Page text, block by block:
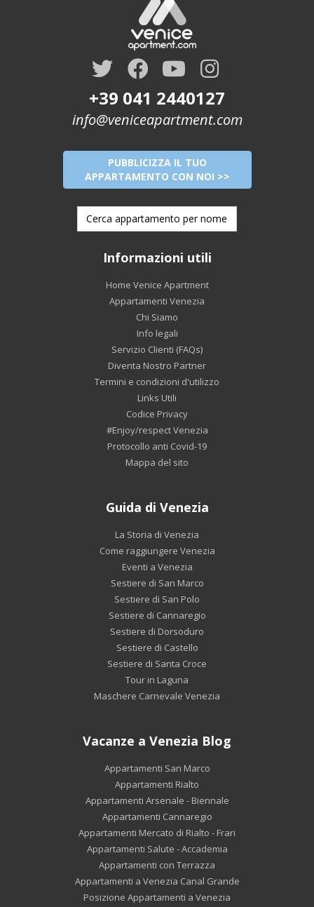
+39 041 2440127
info@veniceapartment.com
PUBBLICIZZA IL TUO
APPARTAMENTO CON NOI >>
Informazioni utili
Home Venice Apartment
Appartamenti Venezia
Chi Siamo
Info legali
Servizio Clienti (FAQs)
Diventa Nostro Partner
Termini e condizioni d'utilizzo
Links Utili
Codice Privacy
#Enjoy/respect Venezia
Protocollo anti Covid-19
Mappa del sito
Guida di Venezia
La Storia di Venezia
Come raggiungere Venezia
Eventi a Venezia
Sestiere di San Marco
Sestiere di San Polo
Sestiere di Cannaregio
Sestiere di Dorsoduro
Sestiere di Castello
Sestiere di Santa Croce
Tour in Laguna
Maschere Carnevale Venezia
Vacanze a Venezia Blog
Appartamenti San Marco
Appartamenti Rialto
Appartamenti Arsenale - Biennale
Appartamenti Cannaregio
Appartamenti Mercato di Rialto - Frari
Appartamenti Salute - Accademia
Appartamenti con Terrazza
Appartamenti a Venezia Canal Grande
Posizione Appartamenti a Venezia